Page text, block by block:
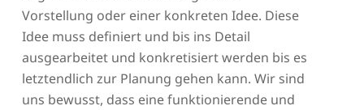
Vorstellung oder einer konkreten Idee. Diese
Idee muss definiert und bis ins Detail
ausgearbeitet und konkretisiert werden bis es
letztendlich zur Planung gehen kann. Wir sind
uns bewusst, dass eine funktionierende und